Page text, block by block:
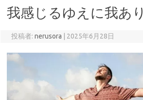
我感じるゆえに我あり
投稿者: nerusora 2025年6月28日